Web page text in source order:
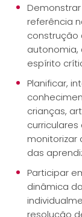
referência
construção
autonomia,
espírito
Planificar,
crianças,
monitorizar
das
Participar
dinâmica
resolução